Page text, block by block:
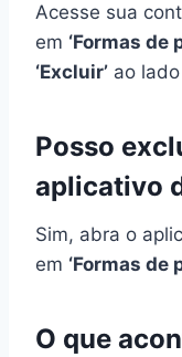
Acesse sua
em ‘Formas de
‘Excluir’ ao
Posso
aplicativo
Sim, abra o
em ‘Formas de
O que